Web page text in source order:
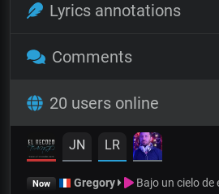
Lyrics annotations
Comments
20 users online
JN LR
Now Gregory Bajo un cielo de